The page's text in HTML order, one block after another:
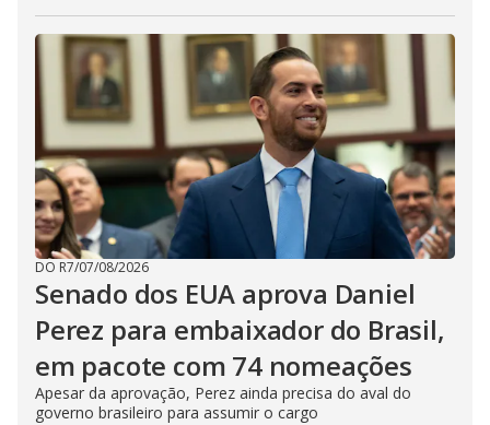
DO R7/07/08/2026
Senado dos EUA aprova Daniel
Perez para embaixador do Brasil,
em pacote com 74 nomeações
Apesar da aprovação, Perez ainda precisa do aval do
governo brasileiro para assumir o cargo